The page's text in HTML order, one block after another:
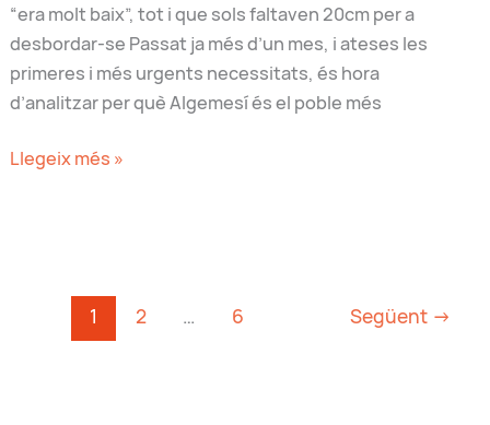
“era molt baix”, tot i que sols faltaven 20cm per a
desbordar-se Passat ja més d’un mes, i ateses les
primeres i més urgents necessitats, és hora
d’analitzar per què Algemesí és el poble més
La
Llegeix més »
1 2 … 6 Següent →